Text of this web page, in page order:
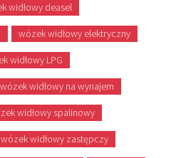
widłowy deasel
wózek widłowy elektryczny
widłowy LPG
wózek widłowy na wynajem
widłowy spalinowy
wózek widłowy zastępczy